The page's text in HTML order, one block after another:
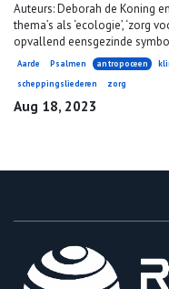
Auteurs: Deborah de Koning
thema’s als ‘ecologie’, ‘zorg
opvallend eensgezinde
Aarde Psalmen antropoceen
scheppingsliederen
zorg
Aug 18, 2023